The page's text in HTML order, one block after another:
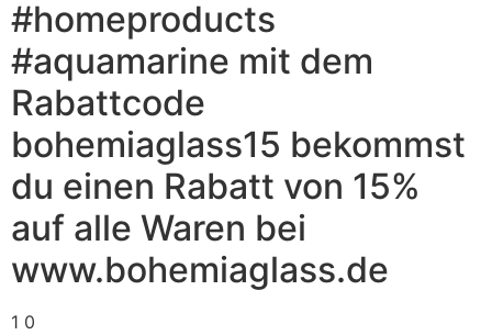
#homeproducts
#aquamarine mit dem
Rabattcode
bohemiaglass15 bekommst
du einen Rabatt von 15%
auf alle Waren bei
www.bohemiaglass.de
1 0